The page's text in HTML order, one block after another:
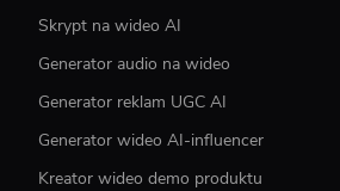
Skrypt na wideo AI
Generator audio na wideo
Generator reklam UGC AI
Generator wideo AI-influencer
Kreator wideo demo produktu